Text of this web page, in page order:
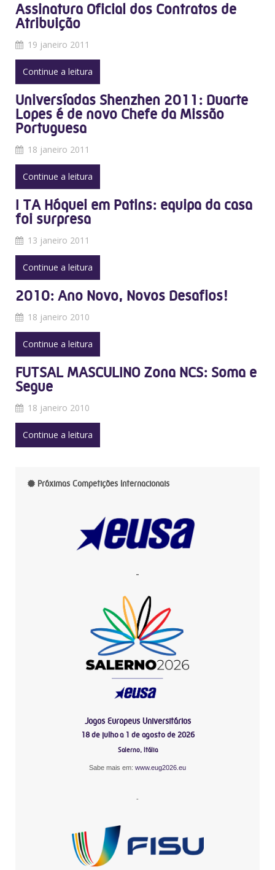
Assinatura Oficial dos Contratos de
Atribuição
19 janeiro 2011
Continue a leitura
Universíadas Shenzhen 2011: Duarte
Lopes é de novo Chefe da Missão
Portuguesa
18 janeiro 2011
Continue a leitura
I TA Hóquei em Patins: equipa da casa
foi surpresa
13 janeiro 2011
Continue a leitura
2010: Ano Novo, Novos Desafios!
18 janeiro 2010
Continue a leitura
FUTSAL MASCULINO Zona NCS: Soma e
Segue
18 janeiro 2010
Continue a leitura
Próximas Competições Internacionais
-
Jogos Europeus Universitários
18 de julho a 1 de agosto de 2026
Salerno, Itália
Sabe mais em: www.eug2026.eu
-